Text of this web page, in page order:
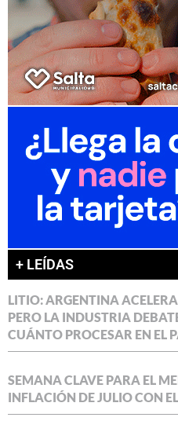
+ LEÍDAS
LITIO: ARGENTINA
PERO LA INDUSTRIA
CUÁNTO PROCESAR EN EL
SEMANA CLAVE PARA EL
INFLACIÓN DE JULIO CON